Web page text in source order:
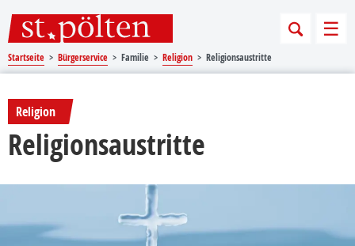
Startseite Bürgerservice Familie Religion Religionsaustritte
Religion
Religionsaustritte